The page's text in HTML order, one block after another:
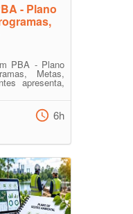
- Plano
PBA - Plano
Metas,
apresenta,
6h